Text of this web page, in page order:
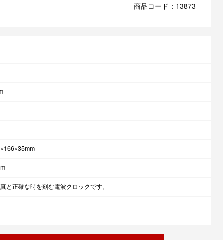
商品コード：13873
と正確な時を刻む電波クロックです。